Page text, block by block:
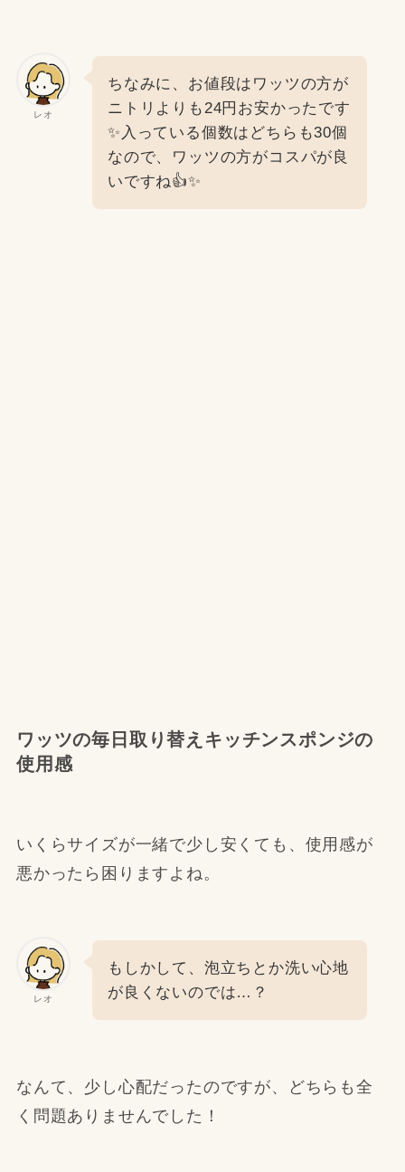
レオ
ちなみに、お値段はワッツの方が
ニトリよりも24円お安かったです
✨入っている個数はどちらも30個
なので、ワッツの方がコスパが良
いですね👍✨
ワッツの毎日取り替えキッチンスポンジの
使用感
いくらサイズが一緒で少し安くても、使用感が
悪かったら困りますよね。
レオ
もしかして、泡立ちとか洗い心地
が良くないのでは…？
なんて、少し心配だったのですが、どちらも全
く問題ありませんでした！